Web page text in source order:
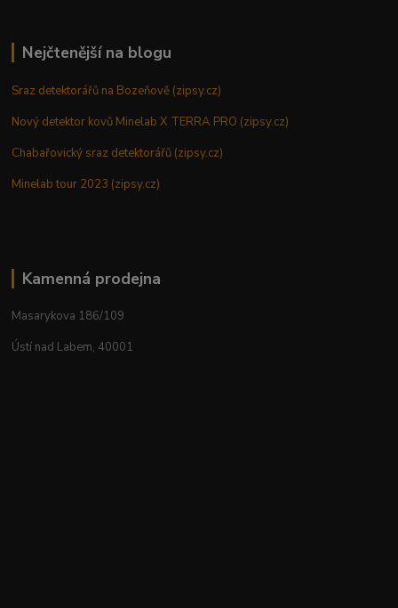
Nejčtenější na blogu
Sraz detektorářů na Bozeňově (zipsy.cz)
Nový detektor kovů Minelab X TERRA PRO (zipsy.cz)
Chabařovický sraz detektorářů (zipsy.cz)
Minelab tour 2023 (zipsy.cz)
Kamenná prodejna
Masarykova 186/109
Ústí nad Labem, 40001